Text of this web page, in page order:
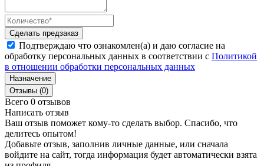
Сделать предзаказ
Подтверждаю что ознакомлен(а) и даю согласие на
обработку персональных данных в соответствии с Политикой
в отношении обработки персональных данных
Назначение
Отзывы (0)
Всего 0 отзывов
Написать отзыв
Ваш отзыв поможет кому-то сделать выбор. Спасибо, что
делитесь опытом!
Добавьте отзыв, заполнив личные данные, или сначала
войдите на сайт, тогда информация будет автоматически взята